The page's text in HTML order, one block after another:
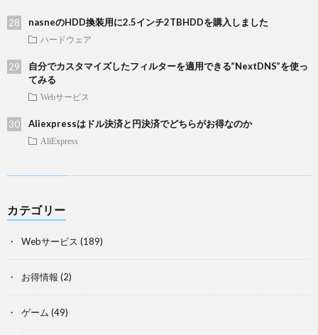
nasneのHDD換装用に2.5インチ2TBHDDを購入しました
ハードウェア
自分でカスタマイズしたフィルターを適用できる”NextDNS”を使っ
てみる
Webサービス
Aliexpressはドル決済と円決済でどちらがお得なのか
AliExpress
カテゴリー
Webサービス (189)
お得情報 (2)
ゲーム (49)